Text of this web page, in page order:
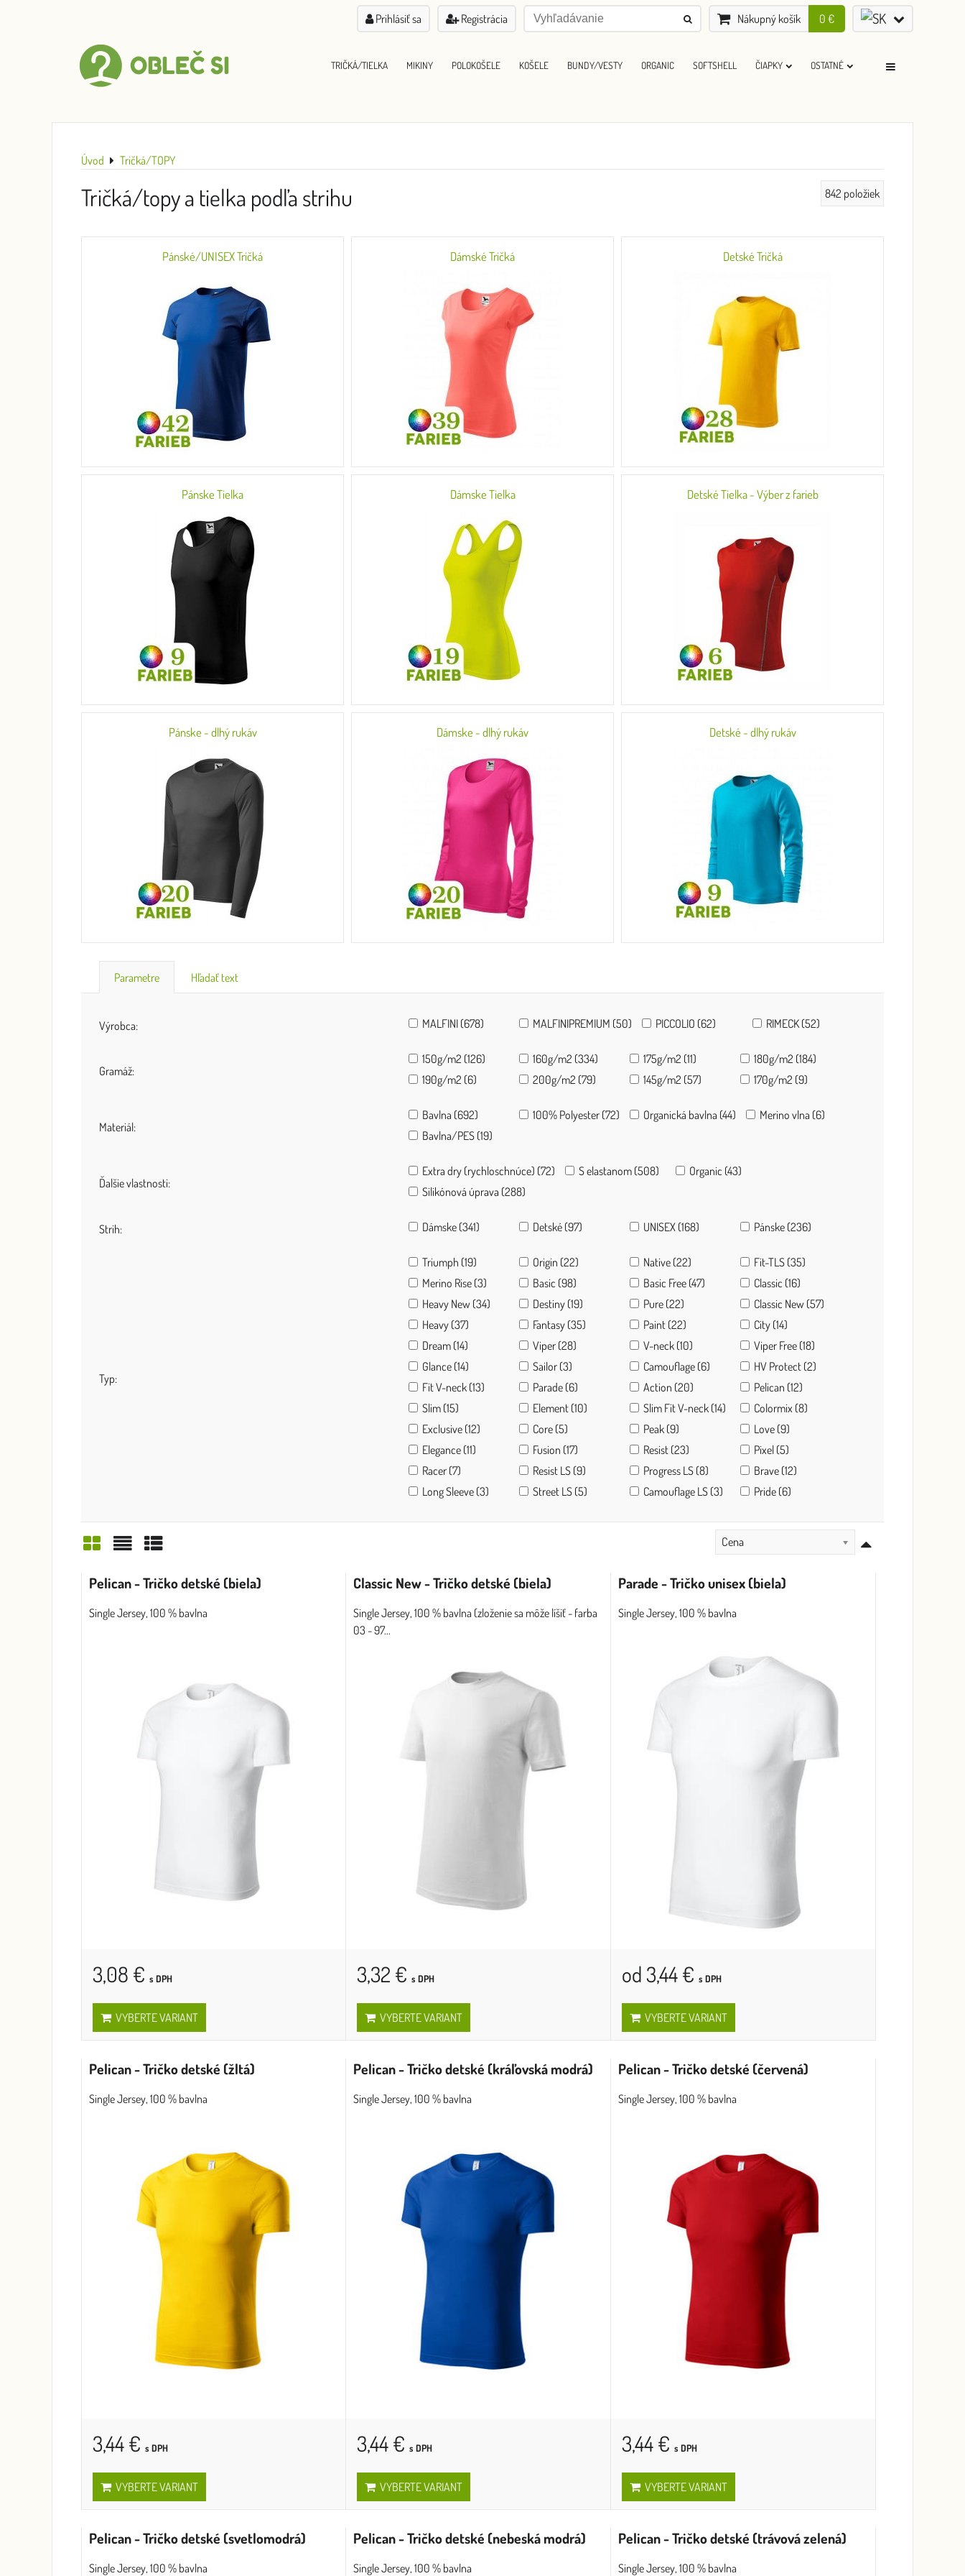
Prihlásiť sa Registrácia Nákupný košík 0 €
TRIČKÁ/TIELKA MIKINY POLOKOŠELE KOŠELE BUNDY/VESTY ORGANIC SOFTSHELL ČIAPKY OSTATNÉ
Úvod Tričká/TOPY
Tričká/topy a tielka podľa strihu 842 položiek
Pánské/UNISEX Tričká Dámské Tričká Detské Tričká
Pánske Tielka Dámske Tielka Detské Tielka - Výber z farieb
Pánske - dlhý rukáv Dámske - dlhý rukáv Detské - dlhý rukáv
Parametre Hľadať text
Výrobca: MALFINI (678) MALFINIPREMIUM (50) PICCOLIO (62) RIMECK (52)
Gramáž:
150g/m2 (126) 160g/m2 (334) 175g/m2 (11)
180g/m2 (184)
190g/m2 (6)
200g/m2 (79) 145g/m2 (57) 170g/m2 (9)
Materiál:
Bavlna (692) 100% Polyester (72) Organická bavlna (44)
Merino vlna (6)
Bavlna/PES (19)
Ďalšie vlastnosti:
Extra dry (rychloschnúce) (72) S elastanom (508)
Organic (43)
Silikónová úprava (288)
Strih: Dámske (341) Detské (97) UNISEX (168) Pánske (236)
Typ:
Triumph (19) Origin (22) Native (22)
Fit-TLS (35)
Merino Rise (3)
Basic (98) Basic Free (47)
Classic (16)
Heavy New (34)
Destiny (19) Pure (22)
Classic New (57)
Heavy (37)
Fantasy (35) Paint (22)
City (14)
Dream (14)
Viper (28) V-neck (10)
Viper Free (18)
Glance (14)
Sailor (3) Camouflage (6)
HV Protect (2)
Fit V-neck (13)
Parade (6) Action (20)
Pelican (12)
Slim (15)
Element (10) Slim Fit V-neck (14)
Colormix (8)
Exclusive (12)
Core (5) Peak (9)
Love (9)
Elegance (11)
Fusion (17) Resist (23)
Pixel (5)
Racer (7)
Resist LS (9) Progress LS (8)
Brave (12)
Long Sleeve (3)
Street LS (5) Camouflage LS (3) Pride (6)
Mriežka
Cena
Pelican - Tričko detské (biela)
Single Jersey, 100 % bavlna
3,08 € s DPH
VYBERTE VARIANT
Classic New - Tričko detské (biela)
Single Jersey, 100 % bavlna (zloženie sa môže líšiť - farba
03 - 97...
3,32 € s DPH
VYBERTE VARIANT
Parade - Tričko unisex (biela)
Single Jersey, 100 % bavlna
od 3,44 € s DPH
VYBERTE VARIANT
Pelican - Tričko detské (žltá)
Single Jersey, 100 % bavlna
3,44 € s DPH
VYBERTE VARIANT
Pelican - Tričko detské (kráľovská modrá)
Single Jersey, 100 % bavlna
3,44 € s DPH
VYBERTE VARIANT
Pelican - Tričko detské (červená)
Single Jersey, 100 % bavlna
3,44 € s DPH
VYBERTE VARIANT
Pelican - Tričko detské (svetlomodrá)
Single Jersey, 100 % bavlna
Pelican - Tričko detské (nebeská modrá)
Single Jersey, 100 % bavlna
Pelican - Tričko detské (trávová zelená)
Single Jersey, 100 % bavlna